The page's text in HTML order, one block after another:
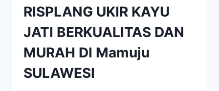
RISPLANG UKIR KAYU
JATI BERKUALITAS DAN
MURAH DI Mamuju
SULAWESI